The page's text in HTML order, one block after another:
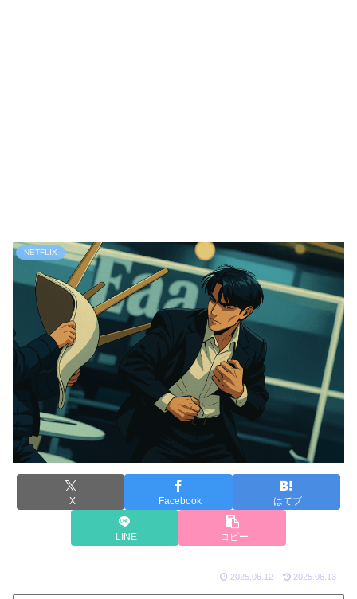
NETFLIX
X Facebook はてブ
LINE コピー
2025.06.12 2025.06.13